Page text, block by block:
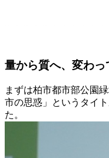
量から質へ、変わ
まずは柏市都市部公園
市の思惑 」というタイ
た。